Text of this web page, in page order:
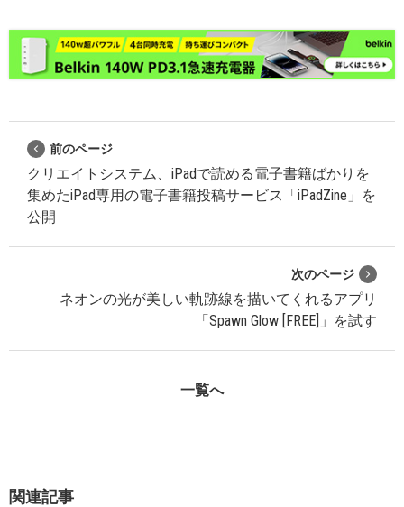
前のページ
クリエイトシステム、iPadで読める電子書籍ばかりを
集めたiPad専用の電子書籍投稿サービス「iPadZine」を
公開
次のページ
ネオンの光が美しい軌跡線を描いてくれるアプリ
「Spawn Glow [FREE]」を試す
一覧へ
関連記事